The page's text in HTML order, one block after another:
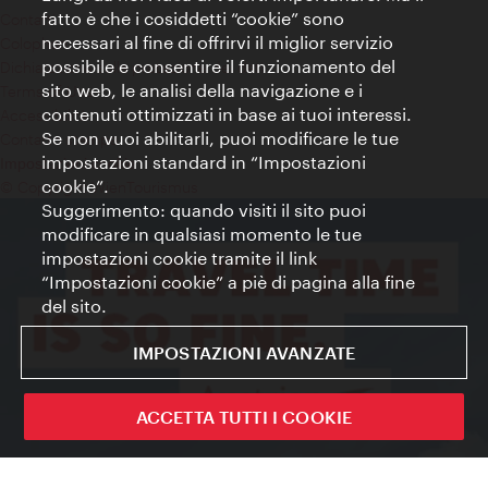
Contatti
Colophon
Dichiarazione sulla protezione dei dati
Terms of Use
Accessibilità
Contatto stampa
Impostazioni cookie
© Copyright WienTourismus
fatto è che i cosiddetti “cookie” sono
necessari al fine di offrirvi il miglior servizio
possibile e consentire il funzionamento del
sito web, le analisi della navigazione e i
contenuti ottimizzati in base ai tuoi interessi.
Se non vuoi abilitarli, puoi modificare le tue
impostazioni standard in “Impostazioni
cookie”.
Suggerimento: quando visiti il sito puoi
modificare in qualsiasi momento le tue
impostazioni cookie tramite il link
“Impostazioni cookie” a piè di pagina alla fine
del sito.
IMPOSTAZIONI AVANZATE
ACCETTA TUTTI I COOKIE